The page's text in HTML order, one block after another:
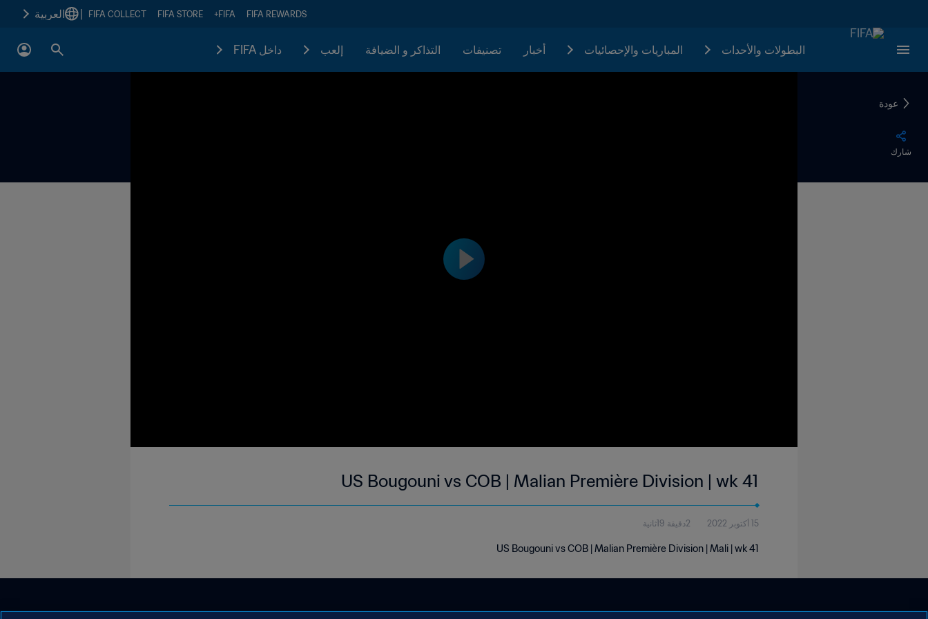
FIFA REWARDS
FIFA+
FIFA STORE
FIFA COLLECT العربية
البطولات والأحدات المباريات والإحصائيات أخبار تصنيفات التذاكر و الضيافة إلعب داخل FIFA
عودة
شارك
US Bougouni vs COB | Malian Première Division | wk 41
15 أكتوبر 2022 2دقيقة 19ثانية
US Bougouni vs COB | Malian Première Division | Mali | wk 41